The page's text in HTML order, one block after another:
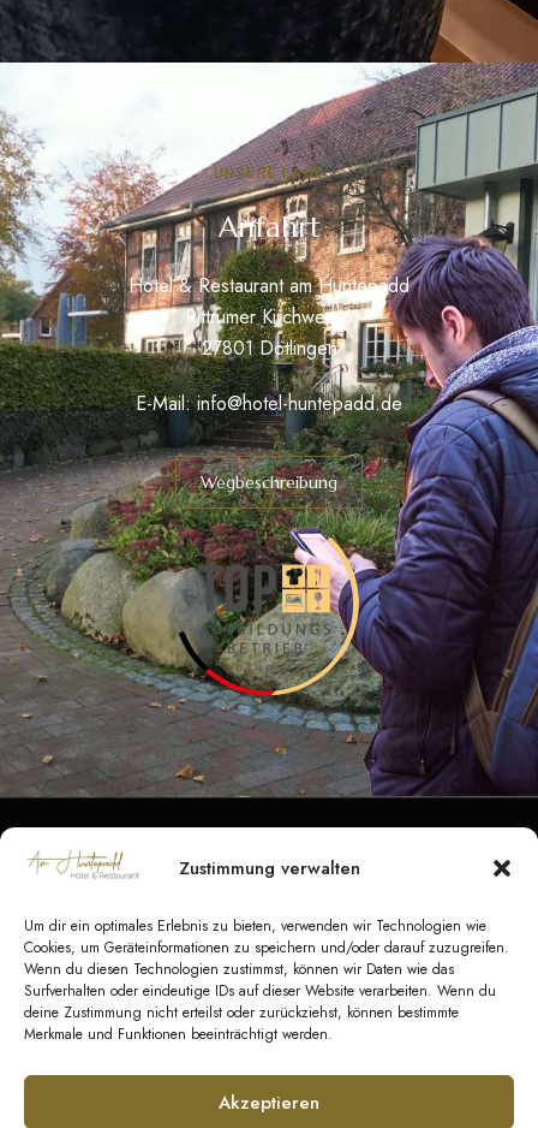
Zustimmung verwalten
Um dir ein optimales Erlebnis zu bieten, verwenden wir Technologien wie
Cookies, um Geräteinformationen zu speichern und/oder darauf zuzugreifen.
Wenn du diesen Technologien zustimmst, können wir Daten wie das
Surfverhalten oder eindeutige IDs auf dieser Website verarbeiten. Wenn du
deine Zustimmung nicht erteilst oder zurückziehst, können bestimmte
Merkmale und Funktionen beeinträchtigt werden.
Akzeptieren
UNSERE LAGE
Anfahrt
Hotel & Restaurant am Huntepadd
Rittrumer Kirchweg 6
27801 Dötlingen
E-Mail:info@hotel-huntepadd.de
Wegbeschreibung
Datenschutz |Impressum|Barrierefreiheit
AGB Hotel| AGB Veranstaltungen|AGB
Catering
© Copyright 2026 GeestEvents UG & Co. KG